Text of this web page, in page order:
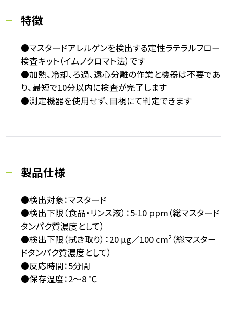
特徴
●マスタードアレルゲンを検出する定性ラテラルフロー
検査キット（イムノクロマト法）です
●加熱、冷却、ろ過、遠心分離の作業と機器は不要であ
り、最短で10分以内に検査が完了します
●測定機器を使用せず、目視にて判定できます
製品仕様
●検出対象：マスタード
●検出下限（食品・リンス液）：5-10 ppm（総マスタード
タンパク質濃度として）
●検出下限（拭き取り）：20 μg／100 cm²（総マスター
ドタンパク質濃度として）
●反応時間：5分間
●保存温度：2～8 ℃